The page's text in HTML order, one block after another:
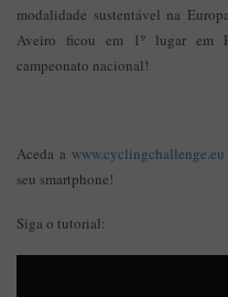
modalidade sustentável na
Aveiro ficou em 1º lugar em
campeonato nacional!
Aceda a www.cyclingchallenge.eu
seu smartphone!
Siga o tutorial: